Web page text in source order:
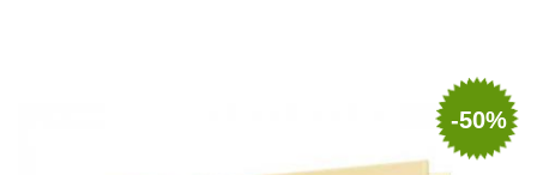
-50%